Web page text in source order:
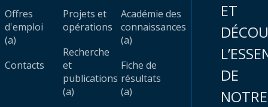
Offres
d'emploi
(a)
Contacts
Projets et
opérations
Recherche
et
publications
(a)
Académie des
connaissances
(a)
Fiche de
résultats
(a)
ET
DE
NOTRE